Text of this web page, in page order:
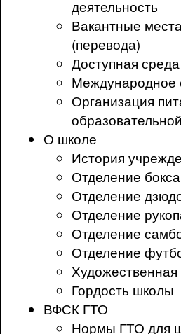
деятельность
Вакантные
(перевода)
Доступная среда
Международное
Организация
О школе
История
Отделение бокса
Отделение
Отделение
Отделение
Отделение
Художественная
Гордость школы
ВФСК ГТО
Нормы ГТО для